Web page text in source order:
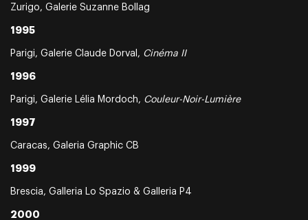
Zurigo, Galerie Suzanne Bollag
1995
Parigi, Galerie Claude Dorval, Cinéma II
1996
Parigi, Galerie Lélia Mordoch, Couleur-Noir-Lumière
1997
Caracas, Galeria Graphic CB
1999
Brescia, Galleria Lo Spazio & Galleria P4
2000